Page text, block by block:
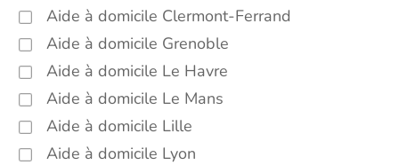
(59000)
Soins esthétiques Lille (59000)
Autres aides à domicile Lille (59000)
Voir toutes les aides à domicile à Lille (59000)
Aide à domicile Clermont-Ferrand
Aide à domicile Grenoble
Aide à domicile Le Havre
Aide à domicile Le Mans
Aide à domicile Lille
Aide à domicile Lyon